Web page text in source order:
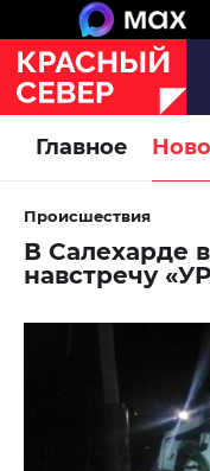
Главное
Происшествия
В Салехарде
навстречу